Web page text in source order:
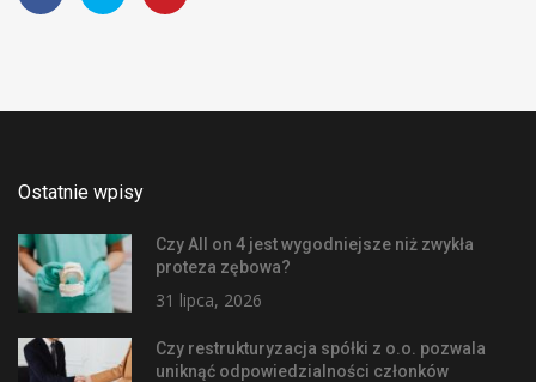
Ostatnie wpisy
Czy All on 4 jest wygodniejsze niż zwykła
proteza zębowa?
31 lipca, 2026
Czy restrukturyzacja spółki z o.o. pozwala
uniknąć odpowiedzialności członków